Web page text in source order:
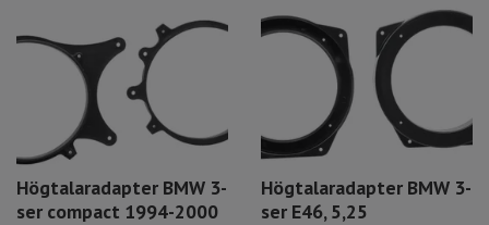
Högtalaradapter BMW 3-
ser compact 1994-2000
Högtalaradapter BMW 3-
ser E46, 5,25